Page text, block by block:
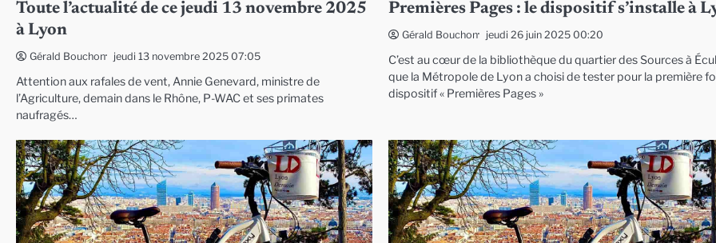
Toute l’actualité de ce jeudi 13 novembre 2025
à Lyon
Gérald Bouchon jeudi 13 novembre 2025 07:05
Attention aux rafales de vent, Annie Genevard, ministre de
l’Agriculture, demain dans le Rhône, P-WAC et ses primates
naufragés…
Premières Pages : le dispositif s’installe à
Gérald Bouchon jeudi 26 juin 2025 00:20
C’est au cœur de la bibliothèque du quartier des Sources à
que la Métropole de Lyon a choisi de tester pour la première
dispositif « Premières Pages »